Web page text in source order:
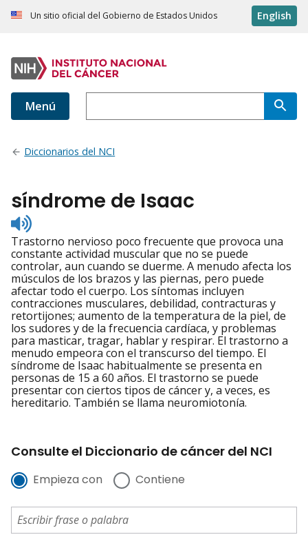
Un sitio oficial del Gobierno de Estados Unidos English
Menú
Diccionarios del NCI
síndrome de Isaac
Listen
to
pronunciation
Trastorno nervioso poco frecuente que provoca una
constante actividad muscular que no se puede
controlar, aun cuando se duerme. A menudo afecta los
músculos de los brazos y las piernas, pero puede
afectar todo el cuerpo. Los síntomas incluyen
contracciones musculares, debilidad, contracturas y
retortijones; aumento de la temperatura de la piel, de
los sudores y de la frecuencia cardíaca, y problemas
para masticar, tragar, hablar y respirar. El trastorno a
menudo empeora con el transcurso del tiempo. El
síndrome de Isaac habitualmente se presenta en
personas de 15 a 60 años. El trastorno se puede
presentar con ciertos tipos de cáncer y, a veces, es
hereditario. También se llama neuromiotonía.
Consulte el Diccionario de cáncer del NCI
Empieza con Contiene